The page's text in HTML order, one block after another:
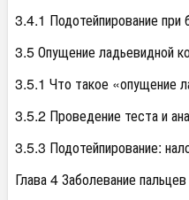
3.4.1 Подотейпирование при
3.5 Опущение ладьевидной
3.5.1 Что такое «опущение
3.5.2 Проведение теста и
3.5.3 Подотейпирование:
Глава 4 Заболевание пальцев